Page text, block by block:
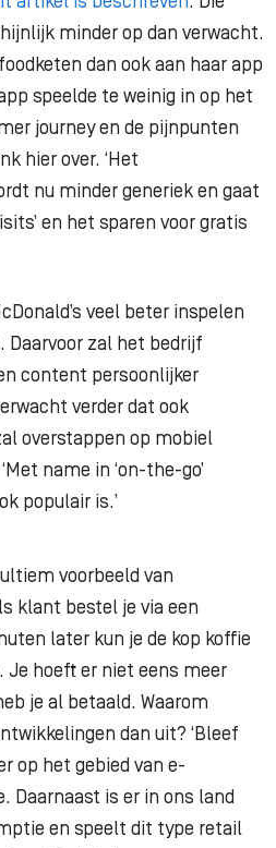
minder op dan verwacht.
dan ook aan haar app
speelde te weinig in op het
journey en de pijnpunten
hier over. ‘Het
nu minder generiek en gaat
en het sparen voor gratis
veel beter inspelen
Daarvoor zal het bedrijf
content persoonlijker
verder dat ook
overstappen op mobiel
name in ‘on-the-go’
populair is.’
voorbeeld van
klant bestel je via een
later kun je de kop koffie
hoeft er niet eens meer
je al betaald. Waarom
dan uit? ‘Bleef
op het gebied van e-
Daarnaast is er in ons land
en speelt dit type retail